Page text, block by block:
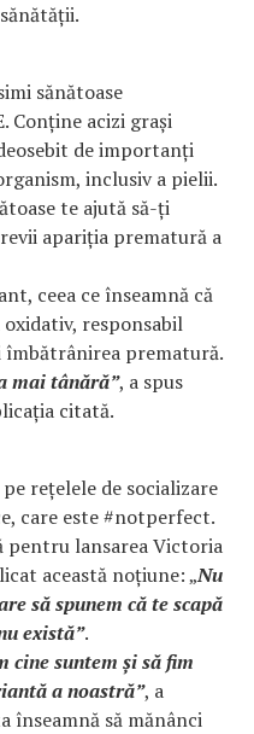
sănătoase
Conține acizi grași
de importanți
inclusiv a pielii.
te ajută să-ți
apariția prematură a
ceea ce înseamnă că
responsabil
îmbătrânirea prematură.
mai tânără”, a spus
citată.
rețelele de socializare
care este #notperfect.
pentru lansarea Victoria
această noțiune: „Nu
să spunem că te scapă
există”.
cine suntem și să fim
a noastră”, a
înseamnă să mănânci